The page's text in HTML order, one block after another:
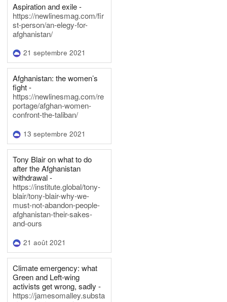
Aspiration and exile -
https://newlinesmag.com/fir
st-person/an-elegy-for-
afghanistan/
21 septembre 2021
Afghanistan: the women’s
fight -
https://newlinesmag.com/re
portage/afghan-women-
confront-the-taliban/
13 septembre 2021
Tony Blair on what to do
after the Afghanistan
withdrawal -
https://institute.global/tony-
blair/tony-blair-why-we-
must-not-abandon-people-
afghanistan-their-sakes-
and-ours
21 août 2021
Climate emergency: what
Green and Left-wing
activists get wrong, sadly -
https://jamesomalley.substa